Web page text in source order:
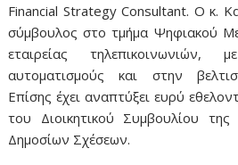
Financial Strategy Consultant. Ο κ.
σύμβουλος στο τμήμα Ψηφιακού
εταιρείας τηλεπικοινωνιών,
αυτοματισμούς και στην
Επίσης έχει αναπτύξει ευρύ
του Διοικητικού Συμβουλίου
Δημοσίων Σχέσεων.